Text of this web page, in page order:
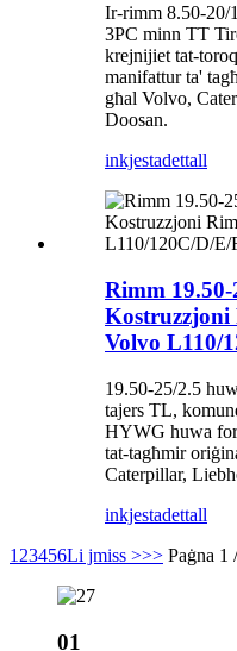
Ir-rimm 8.50-20/
3PC minn TT
krejnijiet tat-
manifattur ta'
għal Volvo,
Doosan.
inkjestadettall
Rimm
Volvo L110/
19.50-25/2.5
tajers TL,
HYWG huwa
tat-tagħmir
Caterpillar,
inkjestadettall
1 23456Li jmiss >>> Paġna 1
01